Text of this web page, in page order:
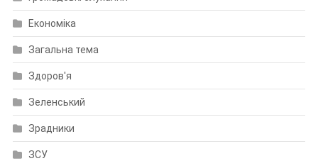
Економіка
Загальна тема
Здоров'я
Зеленський
Зрадники
ЗСУ